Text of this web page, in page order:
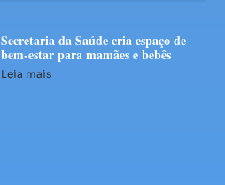
Secretaria da Saúde cria espaço de
bem-estar para mamães e bebês
Leia mais